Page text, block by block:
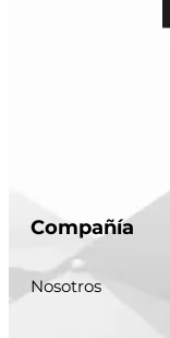
Compañía
Nosotros